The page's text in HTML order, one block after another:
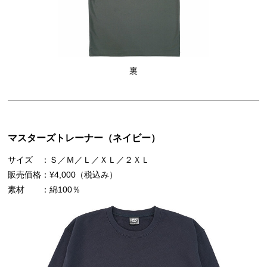
裏
マスターズトレーナー（ネイビー）
サイズ
Ｓ／Ｍ／Ｌ／ＸＬ／２ＸＬ
販売価格
¥4,000（税込み）
素材
綿100％